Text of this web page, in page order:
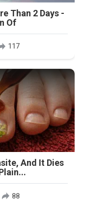
Than 2 Days -
Of
117
And It Dies
88